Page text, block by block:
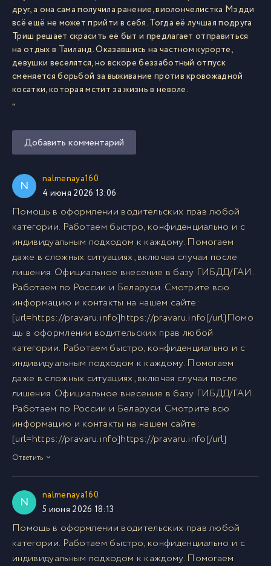
друг, а она сама получила ранение, виолончелистка Мэдди
всё ещё не может прийти в себя. Тогда её лучшая подруга
Триш решает скрасить её быт и предлагает отправиться
на отдых в Таиланд. Оказавшись на частном курорте,
девушки веселятся, но вскоре беззаботный отпуск
сменяется борьбой за выживание против кровожадной
косатки, которая мстит за жизнь в неволе.
"
Добавить комментарий
N
nalmenaya160
4 июня 2026 13:06
Помощь в оформлении водительских прав любой
категории. Работаем быстро, конфиденциально и с
индивидуальным подходом к каждому. Помогаем
даже в сложных ситуациях, включая случаи после
лишения. Официальное внесение в базу ГИБДД/ГАИ.
Работаем по России и Беларуси. Смотрите всю
информацию и контакты на нашем сайте:
[url=https://pravaru.info]https://pravaru.info[/url]Помо
щь в оформлении водительских прав любой
категории. Работаем быстро, конфиденциально и с
индивидуальным подходом к каждому. Помогаем
даже в сложных ситуациях, включая случаи после
лишения. Официальное внесение в базу ГИБДД/ГАИ.
Работаем по России и Беларуси. Смотрите всю
информацию и контакты на нашем сайте:
[url=https://pravaru.info]https://pravaru.info[/url]
Ответить
N
nalmenaya160
5 июня 2026 18:13
Помощь в оформлении водительских прав любой
категории. Работаем быстро, конфиденциально и с
индивидуальным подходом к каждому. Помогаем